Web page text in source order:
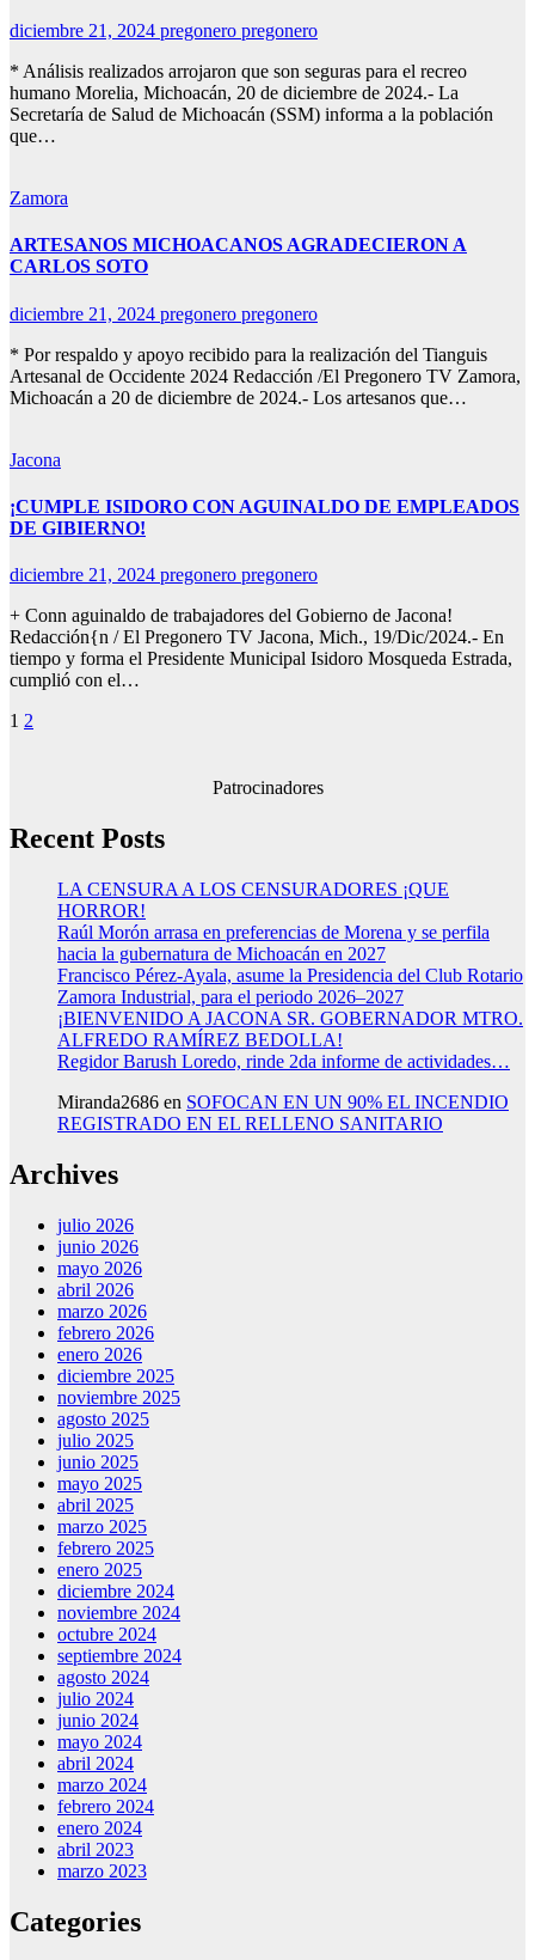
diciembre 21, 2024 pregonero pregonero
* Análisis realizados arrojaron que son seguras para el recreo
humano Morelia, Michoacán, 20 de diciembre de 2024.- La
Secretaría de Salud de Michoacán (SSM) informa a la población
que…
Zamora
ARTESANOS MICHOACANOS AGRADECIERON A
CARLOS SOTO
diciembre 21, 2024 pregonero pregonero
* Por respaldo y apoyo recibido para la realización del Tianguis
Artesanal de Occidente 2024 Redacción /El Pregonero TV Zamora,
Michoacán a 20 de diciembre de 2024.- Los artesanos que…
Jacona
¡CUMPLE ISIDORO CON AGUINALDO DE EMPLEADOS
DE GIBIERNO!
diciembre 21, 2024 pregonero pregonero
+ Conn aguinaldo de trabajadores del Gobierno de Jacona!
Redacción{n / El Pregonero TV Jacona, Mich., 19/Dic/2024.- En
tiempo y forma el Presidente Municipal Isidoro Mosqueda Estrada,
cumplió con el…
Paginación
1 2
Patrocinadores
Recent Posts
LA CENSURA A LOS CENSURADORES ¡QUE
HORROR!
Raúl Morón arrasa en preferencias de Morena y se perfila
hacia la gubernatura de Michoacán en 2027
Francisco Pérez-Ayala, asume la Presidencia del Club Rotario
Zamora Industrial, para el periodo 2026–2027
¡BIENVENIDO A JACONA SR. GOBERNADOR MTRO.
ALFREDO RAMÍREZ BEDOLLA!
Regidor Barush Loredo, rinde 2da informe de actividades…
Miranda2686 en SOFOCAN EN UN 90% EL INCENDIO
REGISTRADO EN EL RELLENO SANITARIO
Archives
julio 2026
junio 2026
mayo 2026
abril 2026
marzo 2026
febrero 2026
enero 2026
diciembre 2025
noviembre 2025
agosto 2025
julio 2025
junio 2025
mayo 2025
abril 2025
marzo 2025
febrero 2025
enero 2025
diciembre 2024
noviembre 2024
octubre 2024
septiembre 2024
agosto 2024
julio 2024
junio 2024
mayo 2024
abril 2024
marzo 2024
febrero 2024
enero 2024
abril 2023
marzo 2023
Categories